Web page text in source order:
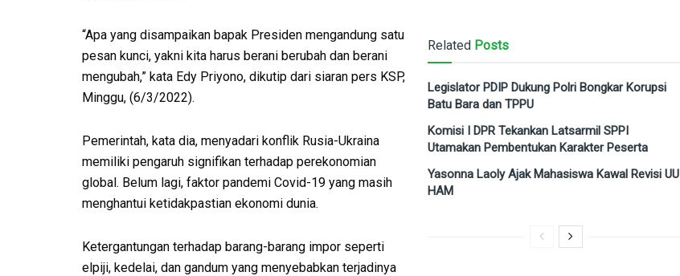
Related Posts
Legislator PDIP Dukung Polri Bongkar Korupsi
Batu Bara dan TPPU
Komisi I DPR Tekankan Latsarmil SPPI
Utamakan Pembentukan Karakter Peserta
Yasonna Laoly Ajak Mahasiswa Kawal Revisi UU
HAM
“Apa yang disampaikan bapak Presiden mengandung satu
pesan kunci, yakni kita harus berani berubah dan berani
mengubah,” kata Edy Priyono, dikutip dari siaran pers KSP,
Minggu, (6/3/2022).
Pemerintah, kata dia, menyadari konflik Rusia-Ukraina
memiliki pengaruh signifikan terhadap perekonomian
global. Belum lagi, faktor pandemi Covid-19 yang masih
menghantui ketidakpastian ekonomi dunia.
Ketergantungan terhadap barang-barang impor seperti
elpiji, kedelai, dan gandum yang menyebabkan terjadinya